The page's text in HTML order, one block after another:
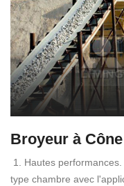
Broyeur à
1. Hautes
type chambre avec